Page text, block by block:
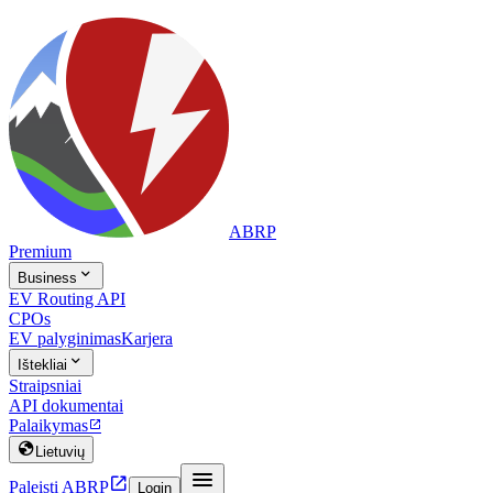
ABRP
Premium
Business 
EV Routing API
CPOs
EV palyginimasKarjera
Ištekliai 
Straipsniai
API dokumentai
Palaikymas
 Lietuvių
Paleisti ABRP Login 